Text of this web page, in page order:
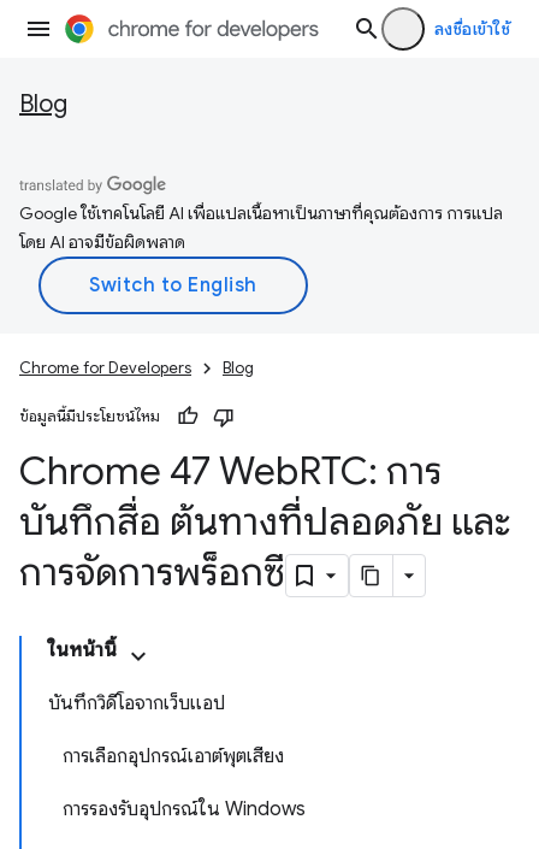
ลงชื่อเข้าใช้
Blog
Google ใช้เทคโนโลยี AI เพื่อแปลเนื้อหาเป็นภาษาที่คุณต้องการ การแปล
โดย AI อาจมีข้อผิดพลาด
Chrome for Developers Blog
ข้อมูลนี้มีประโยชน์ไหม
Chrome 47 WebRTC: การ
บันทึกสื่อ ต้นทางที่ปลอดภัย และ
การจัดการพร็อกซี
ในหน้านี้
บันทึกวิดีโอจากเว็บแอป
การเลือกอุปกรณ์เอาต์พุตเสียง
การรองรับอุปกรณ์ใน Windows